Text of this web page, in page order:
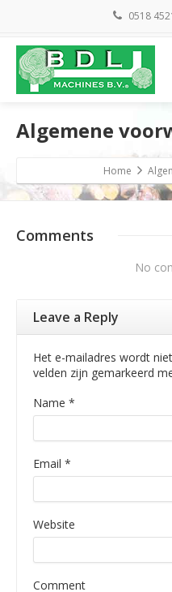
0518
Algemene
Home
Comments
No
Leave a Reply
Het e-mailadres wordt
velden zijn gemarkeerd
Name *
Email *
Website
Comment